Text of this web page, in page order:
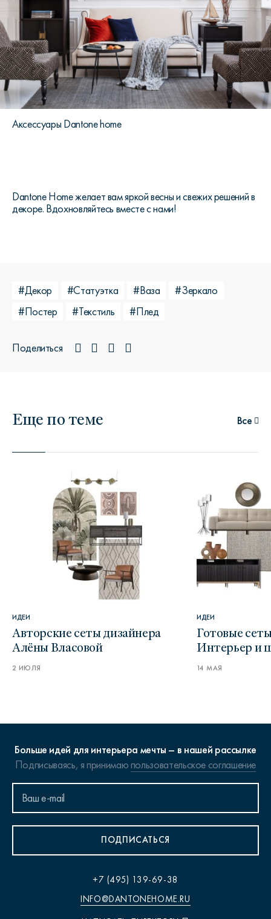
Аксессуары Dantone home
Dantone Home желает вам яркой весны и свежих решений в
декоре. Вдохновляйтесь вместе с нами!
#Декор #Статуэтка #Ваза
#Зеркало
#Постер
#Текстиль #Плед
Поделиться
Еще по теме Все
ИДЕИ
Авторские сеты дизайнера
Алёны Власовой
2 ИЮЛЯ
ИДЕИ
Готовые
Интерьер и
14 МАЯ
Больше идей для интерьера мечты – в нашей рассылке
Подписываясь, я принимаюпользовательское соглашение
ПОДПИСАТЬСЯ
+7 (495) 139-69-38
INFO@DANTONEHOME.RU